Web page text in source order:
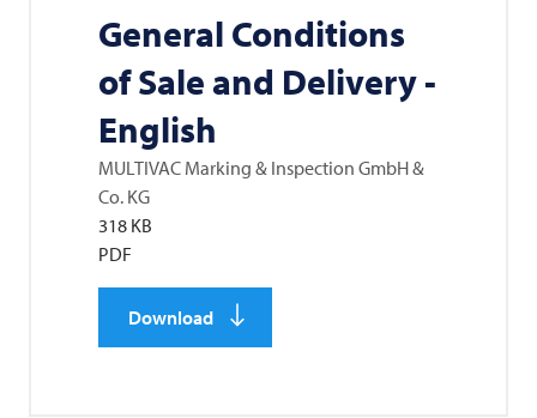
General Conditions
of Sale and Delivery -
English
MULTIVAC Marking & Inspection GmbH &
Co. KG
318 KB
PDF
Download